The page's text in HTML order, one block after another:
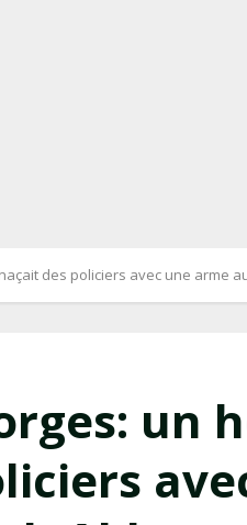
des policiers avec une arme
un